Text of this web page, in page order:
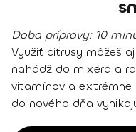
Doba prípravy: 10
Využiť citrusy môžeš
nahádž do mixéra a
vitamínov a
do nového dňa